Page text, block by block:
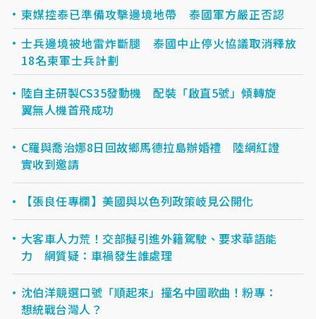
柬媒控泰已準備攻擊邊境地帶 泰國軍方嚴正否認
士兵邊境被地雷炸斷腿 泰國中止停火協議取消釋放
18名柬軍士兵計劃
陸自主研製CS35發動機 配裝「啟直5號」傾轉旋
翼無人機首飛成功
C羅與喬治娜8日回故鄉馬德拉島辦婚禮 陸網紅證
實收到邀請
【張良任專欄】美國與以色列政策岐見公開化
大客車人力荒！交部擬引進外籍駕駛、要求華語能
力 網質疑：車禍發生誰處理
沈伯洋競選口號「順起來」撞名中國歌曲！粉專：
想統戰台灣人？